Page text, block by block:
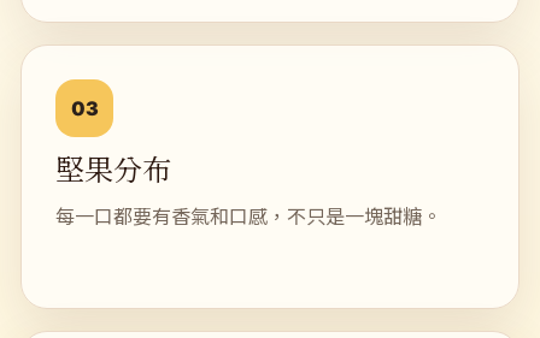
03
堅果分布
每一口都要有香氣和口感，不只是一塊甜糖。